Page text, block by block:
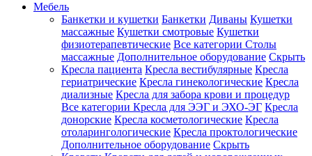
Мебель
Банкетки и кушетки Банкетки Диваны Кушетки
массажные Кушетки смотровые Кушетки
физиотерапевтические Все категории Столы
массажные Дополнительное оборудование Скрыть
Кресла пациента Кресла вестибулярные Кресла
гериатрические Кресла гинекологические Кресла
диализные Кресла для забора крови и процедур
Все категории Кресла для ЭЭГ и ЭХО-ЭГ Кресла
донорские Кресла косметологические Кресла
отоларингологические Кресла проктологические
Дополнительное оборудование Скрыть